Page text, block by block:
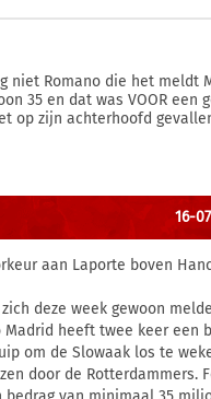
niet Romano die het meldt
35 en dat was VOOR een
op zijn achterhoofd
16-
aan Laporte boven
deze week gewoon
Madrid heeft twee keer een
om de Slowaak los te
door de Rotterdammers.